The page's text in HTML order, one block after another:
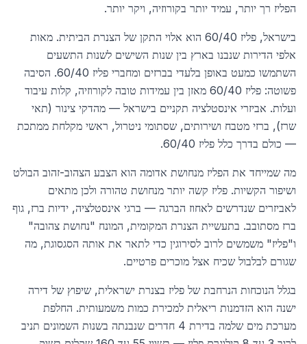
הפליז רך יותר, עמיד יותר בקורוזיה, ויקר יותר.
בישראל, פליז 60/40 הוא אלוי התקן של הצנרת הביתית. מאות
אלפי הדירות שנבנו בארץ בין שנות השישים לשנות התשעים
השתמשו כמעט באופן בלעדי בברזים ומחברי פליז 60/40. הסיבה
פשוטה: פליז 60/40 מאזן בין עמידות טובה לקורוזיה, קלות עיבוד
ועלות. אביזרי אינסטלציה תקניים בישראל — מהדקי צינור (תאי
שרז), ברזי מטבח ושירותים, שסתומי ניטרול, ראשי מקלחת ממתכת
— כולם בדרך כלל פליז 60/40.
מה שמייחד את הפליז מנחושת אדומה הוא הצבע הצהוב-זהוב הבולט
ושיפור הקשיות. פליז קשה יותר מנחושת טהורה ולכן מתאים
לאביזרים שנדרשים לאחוז הברגה — ברגי אינסטלציה, ידיות ברז, גוף
ברז מסתובב. בתעשיית הצנרת המקומית, המונח "נחושת צהובה"
ו"פליז" משמשים לרוב לסירוגין כדי לתאר את אותה הסגסוגת, מה
שגורם לבלבול שכיח אצל מוכרים פרטיים.
בגלל הנוכחות הנרחבת של פליז בצנרת ישראלית, שיפוץ של דירה
ישנה הוא הזדמנות ריאלית למכירת כמות משמעותית. החלפת
מערכת מים שלמה בדירת 4 חדרים שנבנתה בשנות השמונים תניב